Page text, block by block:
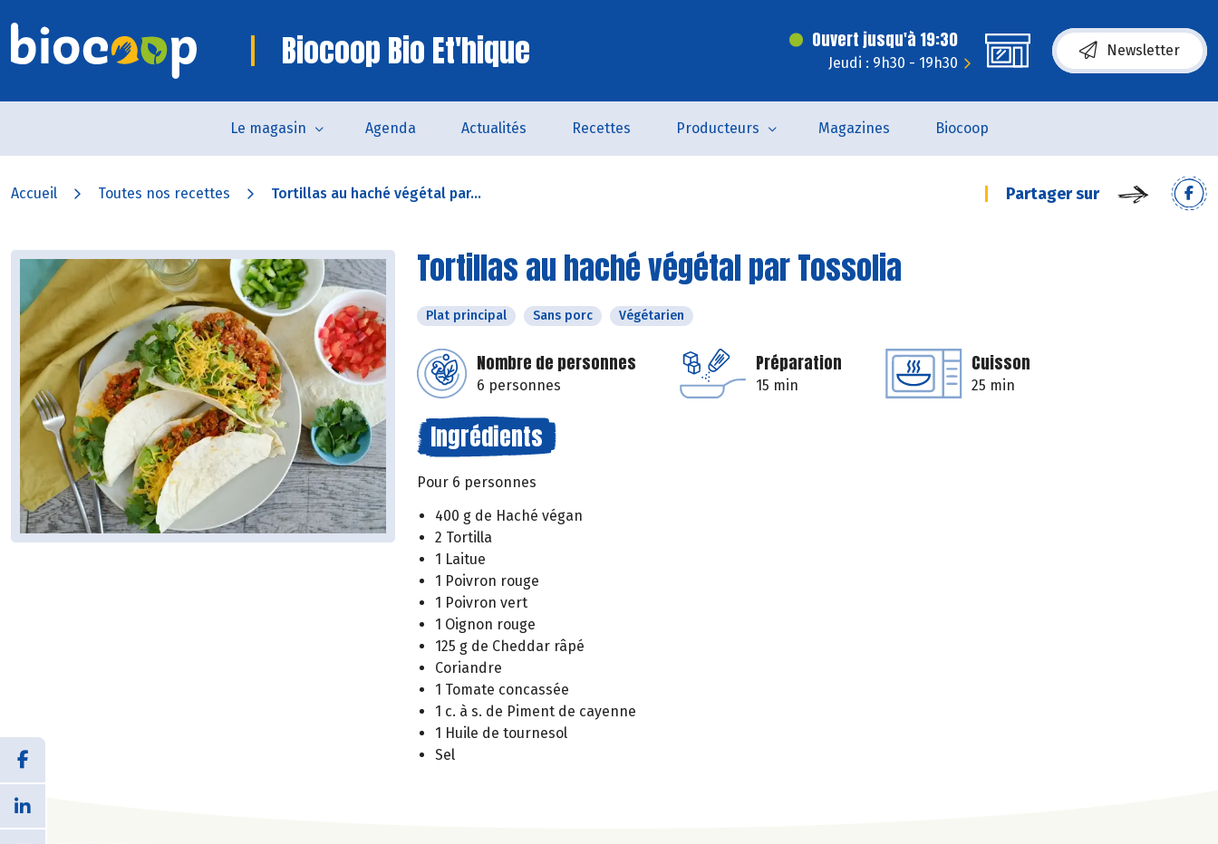
Biocoop Bio Et'hique Ouvert jusqu'à 19:30
Jeudi : 9h30 - 19h30
Newsletter
Le magasin Agenda Actualités Recettes Producteurs Magazines Biocoop
Accueil Toutes nos recettes Tortillas au haché végétal par... Partager sur
Tortillas au haché végétal par Tossolia
Plat principal Sans porc Végétarien
Nombre de personnes
6 personnes
Préparation
15 min
Cuisson
25 min
Ingrédients
Pour 6 personnes
400 g de Haché végan
2 Tortilla
1 Laitue
1 Poivron rouge
1 Poivron vert
1 Oignon rouge
125 g de Cheddar râpé
Coriandre
1 Tomate concassée
1 c. à s. de Piment de cayenne
1 Huile de tournesol
Sel